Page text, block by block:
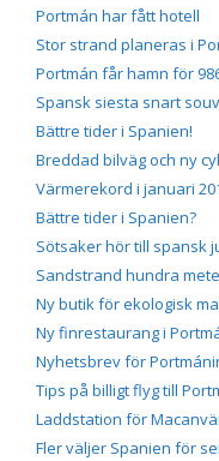
Portmán har fått hotell
Stor strand planeras i
Portmán får hamn för
Spansk siesta snart
Bättre tider i Spanien!
Breddad bilväg och ny
Värmerekord i januari
Bättre tider i Spanien?
Sötsaker hör till spansk
Sandstrand hundra
Ny butik för ekologisk
Ny finrestaurang i
Nyhetsbrev för
Tips på billigt flyg till
Laddstation för
Fler väljer Spanien för